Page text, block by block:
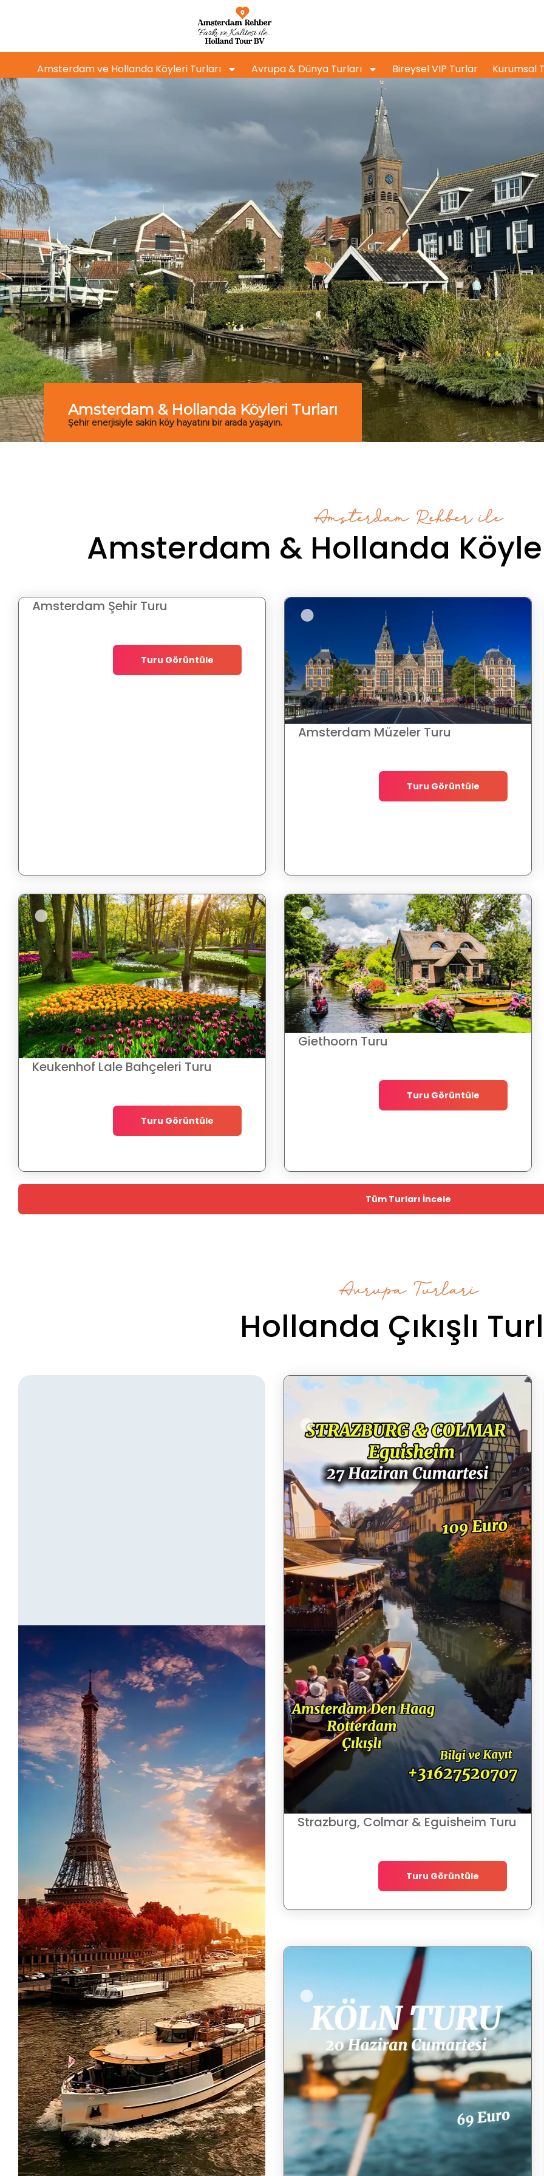
Amsterdam ve Hollanda Köyleri Turları Avrupa & Dünya Turları Bireysel VIP Turlar
Kurumsal
Amsterdam & Hollanda Köyleri Turları
Şehir enerjisiyle sakin köy hayatını bir arada yaşayın.
Amsterdam Rehber ile
Amsterdam & Hollanda
Amsterdam Şehir Turu
Turu Görüntüle
Amsterdam Müzeler Turu
Turu Görüntüle
Keukenhof Lale Bahçeleri Turu
Turu Görüntüle
Giethoorn Turu
Turu Görüntüle
Tüm Turları İncele
Avrupa Turlari
Hollanda Çıkışlı
Strazburg, Colmar & Eguisheim Turu
Turu Görüntüle